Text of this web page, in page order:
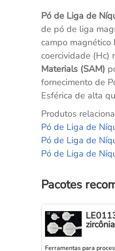
Pó de Liga de
de pó de liga
campo
coercividade (Hc)
Materials (SAM)
fornecimento de
Esférica de alta
Produtos
Pó de Liga de
Pó de Liga de
Pó de Liga de
Pacotes
Ferramentas para